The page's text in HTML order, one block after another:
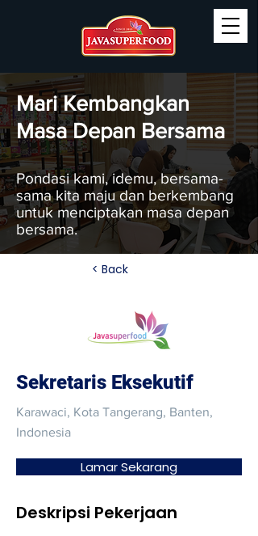
Mari Kembangkan
Masa Depan Bersama
Pondasi kami, idemu, bersama-
sama kita maju dan berkembang
untuk menciptakan masa depan
bersama.
< Back
Sekretaris Eksekutif
Karawaci, Kota Tangerang, Banten,
Indonesia
Lamar Sekarang
Deskripsi Pekerjaan